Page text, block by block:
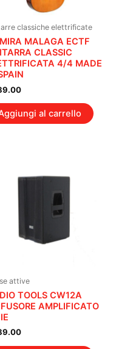
classiche elettrificate
MALAGA ECTF
CLASSIC
4/4 MADE
al carrello
attive
TOOLS CW12A
AMPLIFICATO